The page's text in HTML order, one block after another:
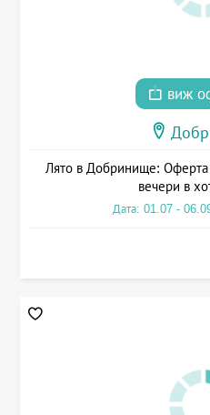
виж
Лято в Добринище: Оферта
вечери в
Дата: 01.07 -